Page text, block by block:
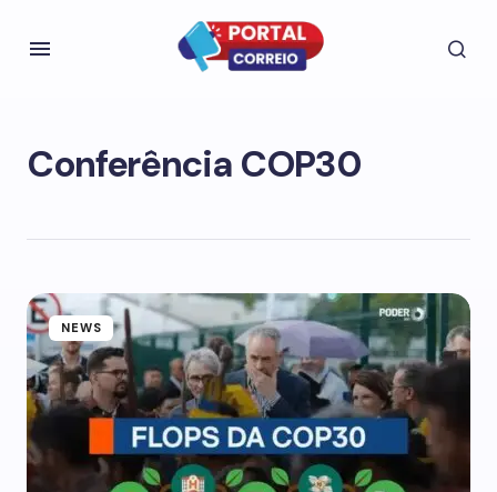
Conferência COP30
NEWS